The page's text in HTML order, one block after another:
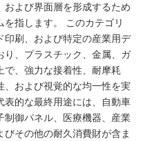
および界面層を形成するため
指します。 このカテゴリ
印刷、および特定の産業用デ
り、プラスチック、金属、ガ
で、強力な接着性、耐摩耗
、および視覚的な均一性を実
表的な最終用途には、自動車
制御パネル、医療機器、産業
その他の耐久消費財が含ま